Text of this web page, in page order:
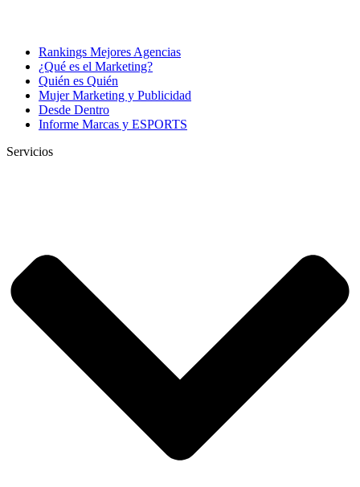
Rankings Mejores Agencias
¿Qué es el Marketing?
Quién es Quién
Mujer Marketing y Publicidad
Desde Dentro
Informe Marcas y ESPORTS
Servicios